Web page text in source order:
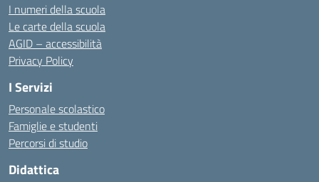
I numeri della scuola
Le carte della scuola
AGID – accessibilità
Privacy Policy
I Servizi
Personale scolastico
Famiglie e studenti
Percorsi di studio
Didattica